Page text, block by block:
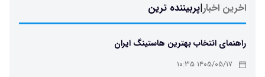
اخرین اخبار|پربیننده ترین
راهنمای انتخاب بهترین هاستینگ ایران
۱۴۰۵/۰۵/۱۷ ۱۰:۳۵